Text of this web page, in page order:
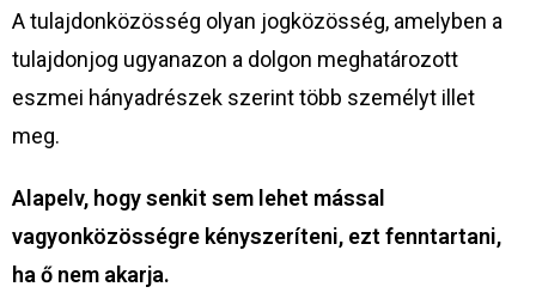
A tulajdonközösség olyan jogközösség, amelyben a
tulajdonjog ugyanazon a dolgon meghatározott
eszmei hányadrészek szerint több személyt illet
meg.
Alapelv, hogy senkit sem lehet mással
vagyonközösségre kényszeríteni, ezt fenntartani,
ha ő nem akarja.